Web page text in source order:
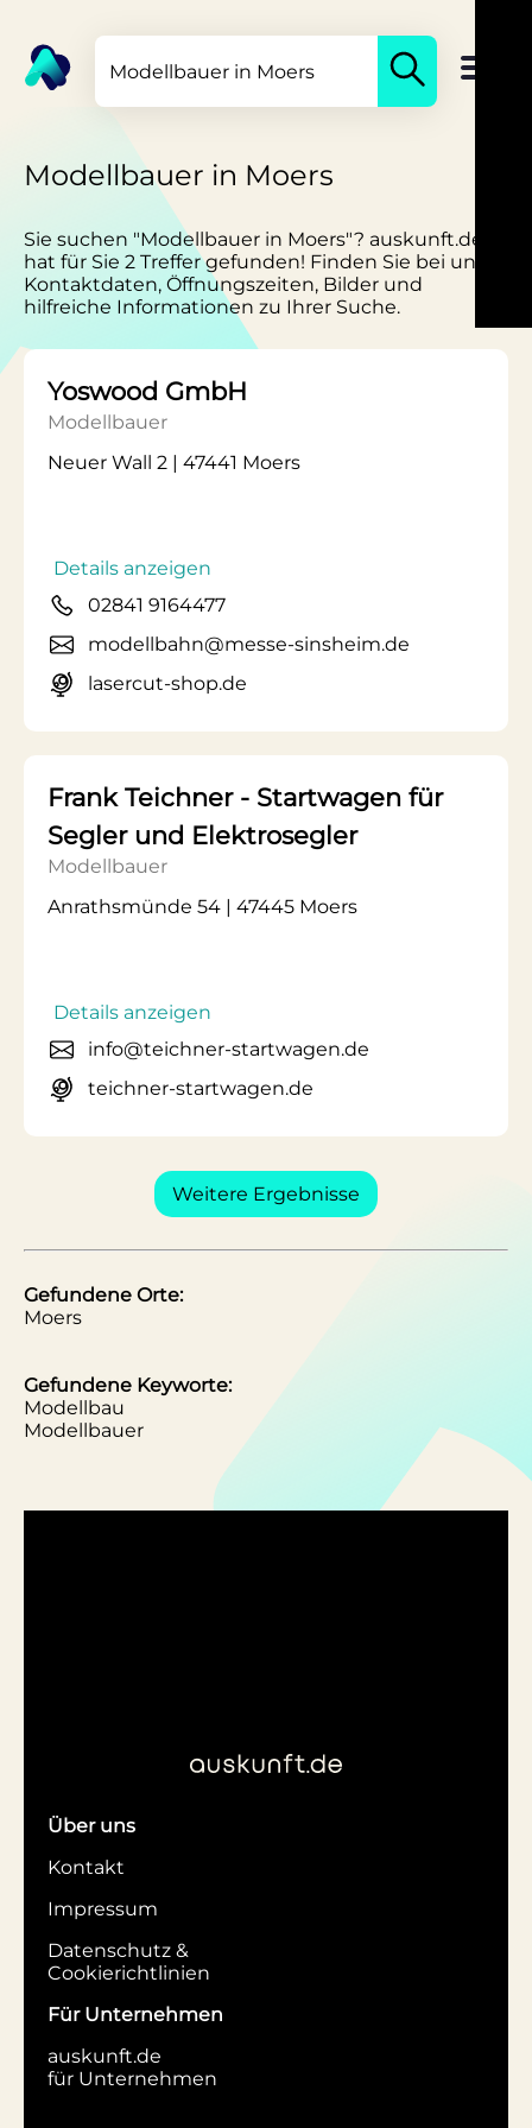
Modellbauer in Moers
Sie suchen "Modellbauer in Moers"? auskunft.de
hat für Sie 2 Treffer gefunden! Finden Sie bei uns
Kontaktdaten, Öffnungszeiten, Bilder und
hilfreiche Informationen zu Ihrer Suche.
Yoswood GmbH
Modellbauer
Neuer Wall 2 | 47441 Moers
Details anzeigen
02841 9164477
modellbahn@messe-sinsheim.de
lasercut-shop.de
Frank Teichner - Startwagen für
Segler und Elektrosegler
Modellbauer
Anrathsmünde 54 | 47445 Moers
Details anzeigen
info@teichner-startwagen.de
teichner-startwagen.de
Weitere Ergebnisse
Gefundene Orte:
Moers
Gefundene Keyworte:
Modellbau
Modellbauer
Über uns
Kontakt
Impressum
Datenschutz &
Cookierichtlinien
Für Unternehmen
auskunft.de
für Unternehmen